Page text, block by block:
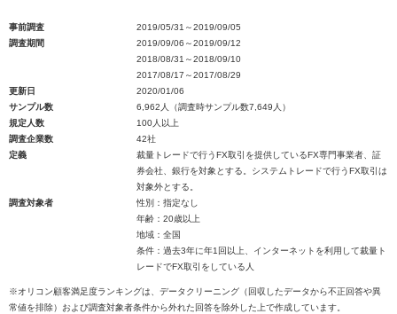
事前調査
2019/05/31～2019/09/05
調査期間
2019/09/06～2019/09/12
2018/08/31～2018/09/10
2017/08/17～2017/08/29
更新日
2020/01/06
サンプル数
6,962人（調査時サンプル数7,649人）
規定人数
100人以上
調査企業数
42社
定義
裁量トレードで行うFX取引を提供しているFX専門事業者、証
券会社、銀行を対象とする。システムトレードで行うFX取引は
対象外とする。
調査対象者
性別：指定なし
年齢：20歳以上
地域：全国
条件：過去3年に年1回以上、インターネットを利用して裁量ト
レードでFX取引をしている人
※オリコン顧客満足度ランキングは、データクリーニング（回収したデータから不正回答や異
常値を排除）および調査対象者条件から外れた回答を除外した上で作成しています。